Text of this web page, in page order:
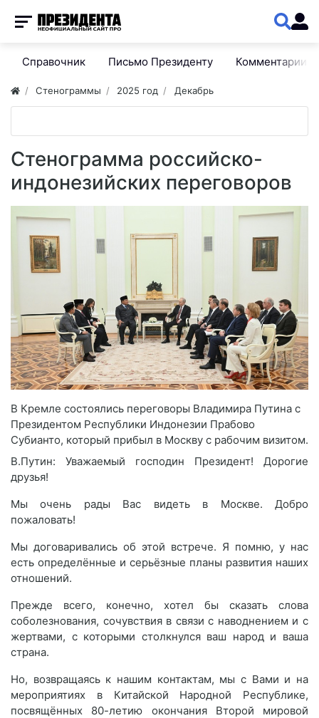
Справочник Письмо Президенту Комментарии
Стенограммы 2025 год Декабрь
Стенограмма российско-
индонезийских переговоров
В Кремле состоялись переговоры Владимира Путина с
Президентом Республики Индонезии Прабово
Субианто, который прибыл в Москву с рабочим визитом.
В.Путин: Уважаемый господин Президент! Дорогие
друзья!
Мы очень рады Вас видеть в Москве. Добро
пожаловать!
Мы договаривались об этой встрече. Я помню, у нас
есть определённые и серьёзные планы развития наших
отношений.
Прежде всего, конечно, хотел бы сказать слова
соболезнования, сочувствия в связи с наводнением и с
жертвами, с которыми столкнулся ваш народ и ваша
страна.
Но, возвращаясь к нашим контактам, мы с Вами и на
мероприятиях в Китайской Народной Республике,
посвящённых 80-летию окончания Второй мировой